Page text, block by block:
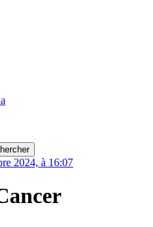
2024, à 16:07